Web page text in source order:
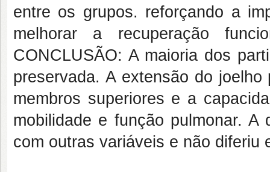
entre os grupos. reforçando a
melhorar a recuperação
CONCLUSÃO: A maioria dos
preservada. A extensão do
membros superiores e a
mobilidade e função pulmonar.
com outras variáveis e não diferiu